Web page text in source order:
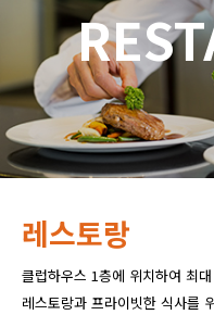
레스토랑
클럽하우스 1층에 위치하여 최
레스토랑과 프라이빗한 식사를